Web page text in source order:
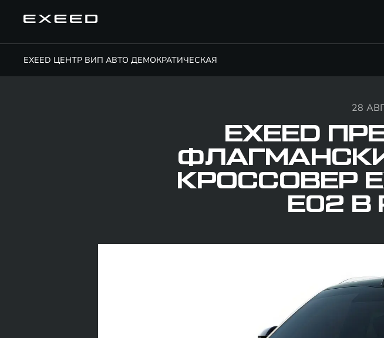
EXEED ЦЕНТР ВИП АВТО ДЕМОКРАТИЧЕСКАЯ
28
EXEED
КРОССОВЕР
E02